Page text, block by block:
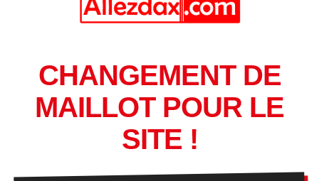
CHANGEMENT DE
MAILLOT POUR LE
SITE !